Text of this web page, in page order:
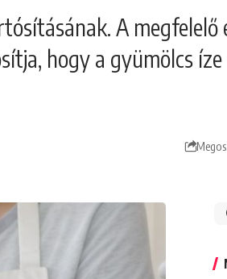
A megfelelő
hogy a gyümölcs